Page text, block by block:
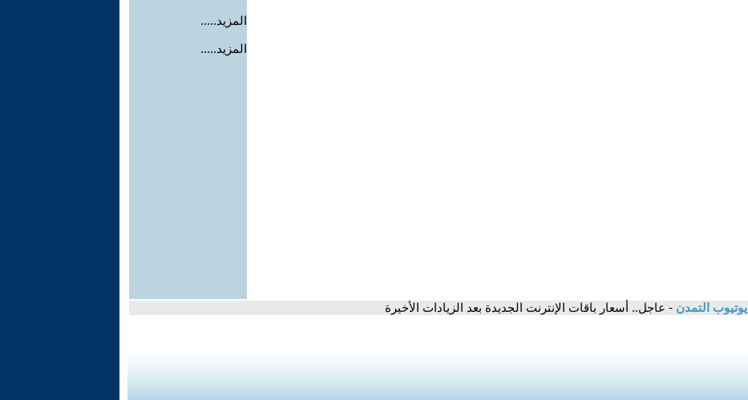
المزيد.....
المزيد.....
يوتيوب التمدن - عاجل.. أسعار باقات الإنترنت الجديدة بعد الزيادات الأخيرة